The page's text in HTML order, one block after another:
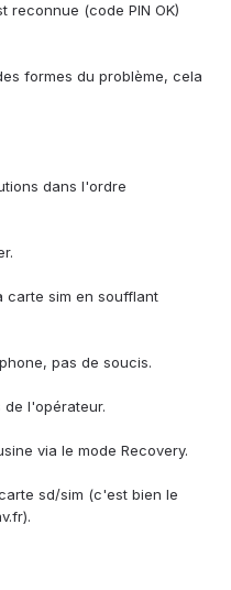
reconnue (code PIN OK)
formes du problème, cela
dans l'ordre
carte sim en soufflant
pas de soucis.
l'opérateur.
via le mode Recovery.
sd/sim (c'est bien le